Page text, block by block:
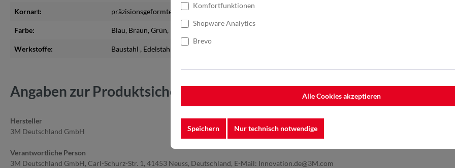
Kornart: präzisionsgeformte Keramik
Farbe: Blau, Braun, Grün, Rot, dunkelgrau
Werkstoffe: Baustahl , Edelstahl
Angaben zur Produktsicherheit
Hersteller
3M Deutschland GmbH
Verantwortliche Person
3M Deutschland GmbH, Carl-Schurz-Str. 1, 41453 Neuss, Deutschland, E-Mail: Innovation.de@3M.com
Komfortfunktionen
Shopware Analytics
Brevo
Alle Cookies akzeptieren
Speichern Nur technisch notwendige